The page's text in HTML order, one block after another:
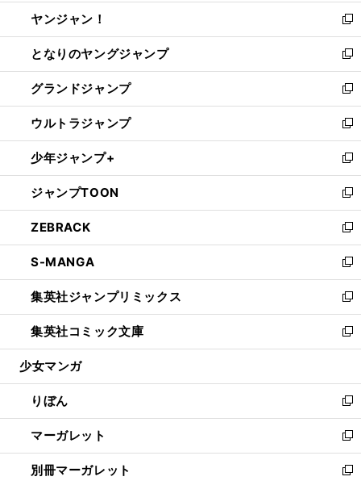
く
で
開
く
ウ
ィ
ン
ド
ウ
で
開
く
し
い
ウ
ィ
ン
ド
ウ
で
開
く
ヤンジャン！
新
し
い
ウ
ィ
ン
ド
ウ
で
開
く
となりのヤングジャンプ
新
し
い
ウ
ィ
ン
ド
ウ
で
開
く
グランドジャンプ
新
し
い
ウ
ィ
ン
ド
ウ
で
開
く
ウルトラジャンプ
新
し
い
ウ
ィ
ン
ド
ウ
で
開
く
少年ジャンプ+
新
し
い
ウ
ィ
ン
ド
ウ
で
開
く
ジャンプTOON
新
し
い
ウ
ィ
ン
ド
ウ
で
開
ZEBRACK
新
し
い
ウ
ィ
ン
ド
ウ
開
く
S-MANGA
新
し
い
ウ
ィ
ン
ウ
で
開
く
集英社ジャンプリミックス
新
し
い
ウ
ン
ド
ウ
で
開
く
集英社コミック文庫
新
し
ウ
ィ
ン
ド
ウ
で
少女マンガ
りぼん
新
し
い
ウ
ィ
マーガレット
新
し
い
別冊マーガレット
新